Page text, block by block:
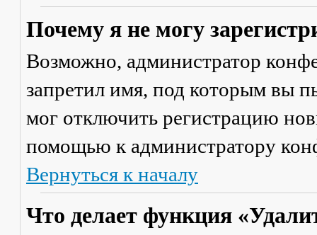
Почему я не могу
Возможно, администратор
запретил имя, под которым вы
мог отключить регистрацию
помощью к администратору
Вернуться к началу
Что делает функция